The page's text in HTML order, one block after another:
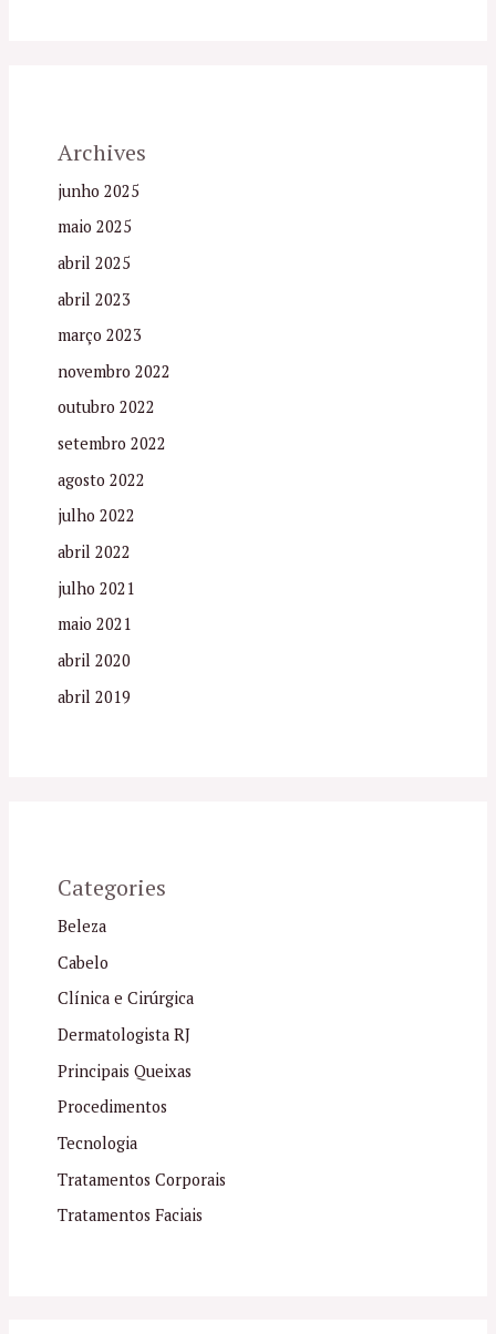
Archives
junho 2025
maio 2025
abril 2025
abril 2023
março 2023
novembro 2022
outubro 2022
setembro 2022
agosto 2022
julho 2022
abril 2022
julho 2021
maio 2021
abril 2020
abril 2019
Categories
Beleza
Cabelo
Clínica e Cirúrgica
Dermatologista RJ
Principais Queixas
Procedimentos
Tecnologia
Tratamentos Corporais
Tratamentos Faciais